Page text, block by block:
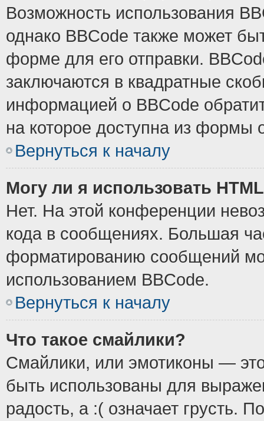
Возможность использования
однако BBCode также может
форме для его отправки.
заключаются в квадратные
информацией о BBCode
на которое доступна из формы
Вернуться к началу
Могу ли я использовать
Нет. На этой конференции
кода в сообщениях. Большая
форматированию сообщений
использованием BBCode.
Вернуться к началу
Что такое смайлики?
Смайлики, или эмотиконы —
быть использованы для
радость, а :( означает грусть.